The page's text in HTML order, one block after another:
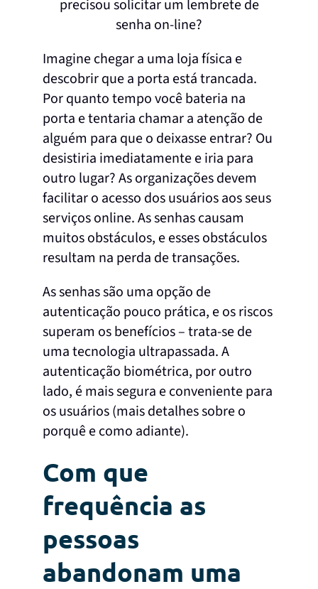
Imagine chegar a uma loja física e
descobrir que a porta está trancada.
Por quanto tempo você bateria na
porta e tentaria chamar a atenção de
alguém para que o deixasse entrar? Ou
desistiria imediatamente e iria para
outro lugar? As organizações devem
facilitar o acesso dos usuários aos seus
serviços online. As senhas causam
muitos obstáculos, e esses obstáculos
resultam na perda de transações.
As senhas são uma opção de
autenticação pouco prática, e os riscos
superam os benefícios – trata-se de
uma tecnologia ultrapassada. A
autenticação biométrica, por outro
lado, é mais segura e conveniente para
os usuários (mais detalhes sobre o
porquê e como adiante).
Com que
frequência as
pessoas
abandonam uma